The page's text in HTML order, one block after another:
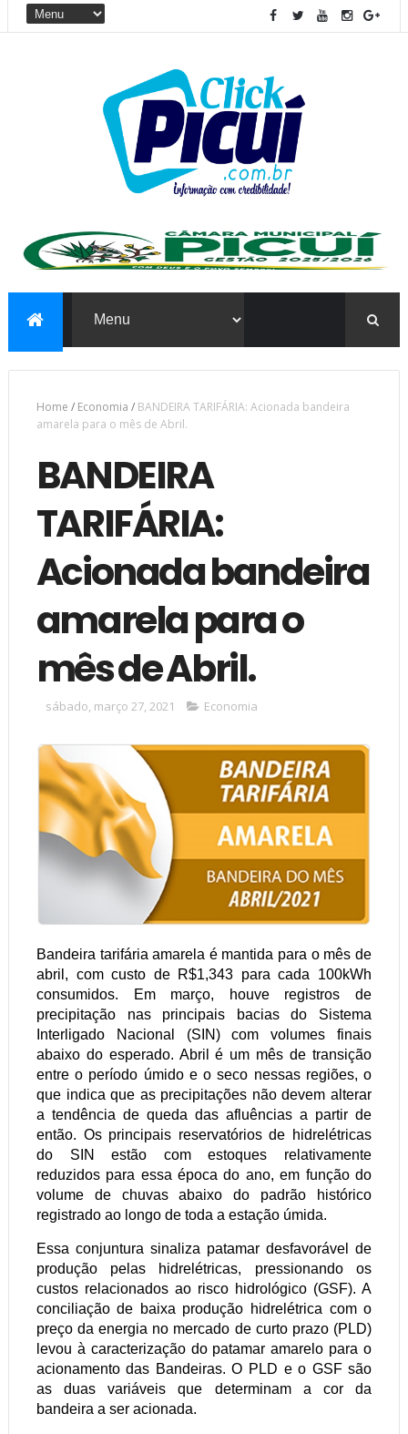
Home / Economia / BANDEIRA TARIFÁRIA: Acionada bandeira
amarela para o mês de Abril.
BANDEIRA
TARIFÁRIA:
Acionada bandeira
amarela para o
mês de Abril.
sábado, março 27, 2021 Economia
Bandeira tarifária amarela é mantida para o mês de
abril, com custo de R$1,343 para cada 100kWh
consumidos. Em março, houve registros de
precipitação nas principais bacias do Sistema
Interligado Nacional (SIN) com volumes finais
abaixo do esperado. Abril é um mês de transição
entre o período úmido e o seco nessas regiões, o
que indica que as precipitações não devem alterar
a tendência de queda das afluências a partir de
então. Os principais reservatórios de hidrelétricas
do SIN estão com estoques relativamente
reduzidos para essa época do ano, em função do
volume de chuvas abaixo do padrão histórico
registrado ao longo de toda a estação úmida.
Essa conjuntura sinaliza patamar desfavorável de
produção pelas hidrelétricas, pressionando os
custos relacionados ao risco hidrológico (GSF). A
conciliação de baixa produção hidrelétrica com o
preço da energia no mercado de curto prazo (PLD)
levou à caracterização do patamar amarelo para o
acionamento das Bandeiras. O PLD e o GSF são
as duas variáveis que determinam a cor da
bandeira a ser acionada.